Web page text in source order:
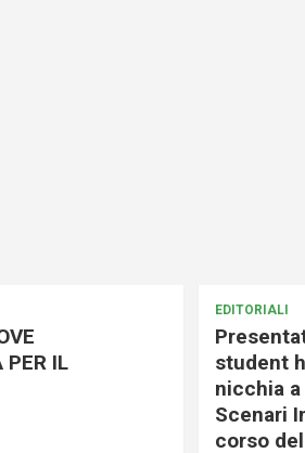
PER IL
EDITORIALI
student
nicchia
Scenari
corso